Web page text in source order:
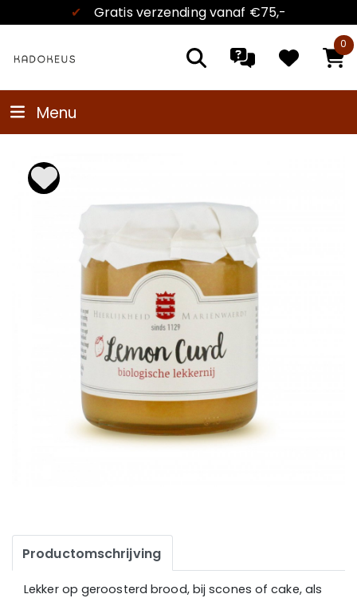
Gratis verzendingvanaf €75,-
0
Menu
Productomschrijving
Lekker op geroosterd brood, bij scones of cake, als